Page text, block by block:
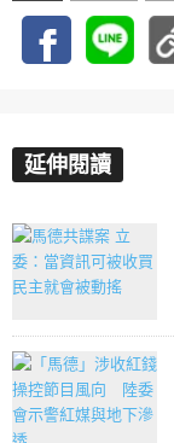
延伸閱讀